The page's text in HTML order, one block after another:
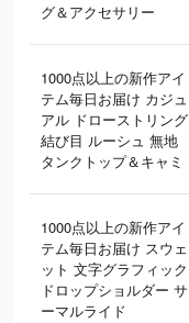
グ＆アクセサリー
1000点以上の新作アイ
テム毎日お届け カジュ
アル ドローストリング
結び目 ルーシュ 無地
タンクトップ＆キャミ
1000点以上の新作アイ
テム毎日お届け スウェ
ット 文字グラフィック
ドロップショルダー サ
ーマルライド